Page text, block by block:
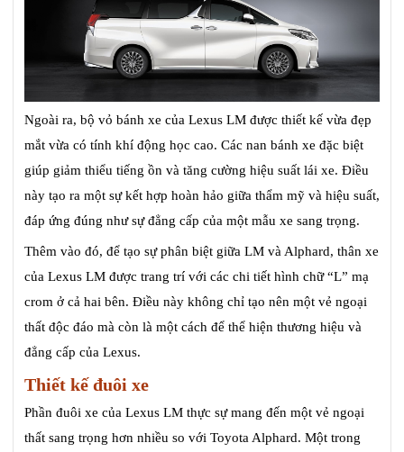
Ngoài ra, bộ vỏ bánh xe của Lexus LM được thiết kế vừa đẹp
mắt vừa có tính khí động học cao. Các nan bánh xe đặc biệt
giúp giảm thiểu tiếng ồn và tăng cường hiệu suất lái xe. Điều
này tạo ra một sự kết hợp hoàn hảo giữa thẩm mỹ và hiệu suất,
đáp ứng đúng như sự đẳng cấp của một mẫu xe sang trọng.
Thêm vào đó, để tạo sự phân biệt giữa LM và Alphard, thân xe
của Lexus LM được trang trí với các chi tiết hình chữ “L” mạ
crom ở cả hai bên. Điều này không chỉ tạo nên một vẻ ngoại
thất độc đáo mà còn là một cách để thể hiện thương hiệu và
đẳng cấp của Lexus.
Thiết kế đuôi xe
Phần đuôi xe của Lexus LM thực sự mang đến một vẻ ngoại
thất sang trọng hơn nhiều so với Toyota Alphard. Một trong